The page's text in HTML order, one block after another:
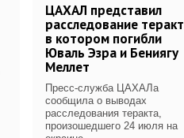
ЦАХАЛ представил
расследование
в котором погибли
Юваль Эзра и Бениягу
Меллет
Пресс-служба ЦАХАЛа
сообщила о выводах
расследования теракта,
произошедшего 24 июля на